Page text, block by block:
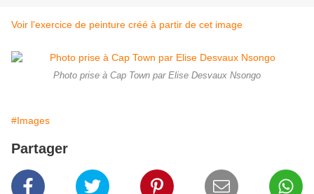
Voir l'exercice de peinture créé à partir de cet image
Photo prise à Cap Town par Elise Desvaux Nsongo
#Images
Partager